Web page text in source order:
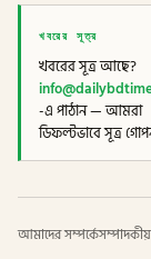
খবরের সূত্র
খবরের সূত্র আছে?
-এ পাঠান — আমরা
ডিফল্টভাবে সূত্র
আমাদের সম্পর্কে